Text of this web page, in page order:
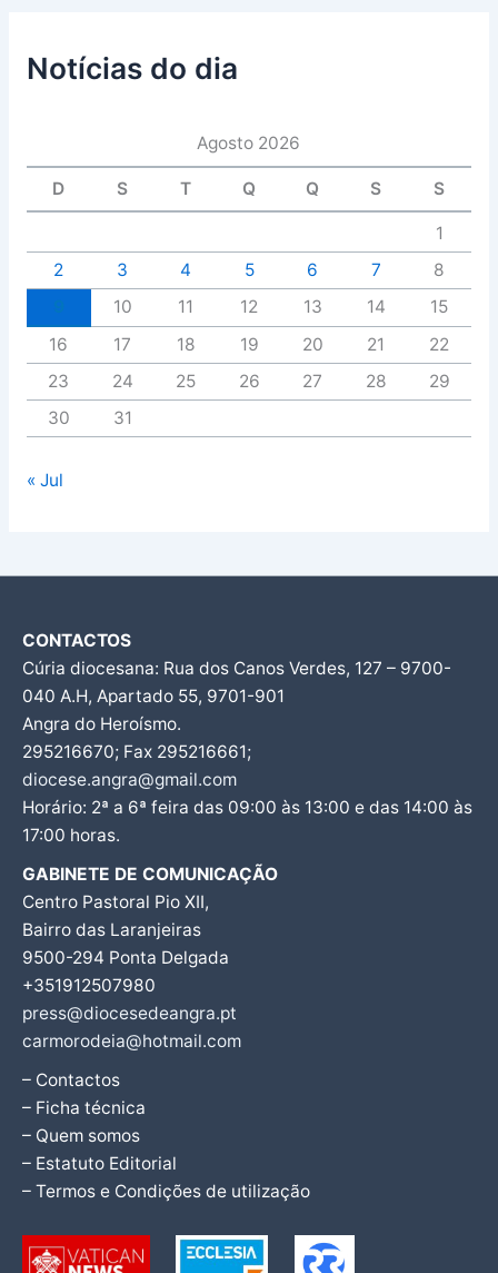
Notícias do dia
Agosto 2026
D S T Q Q S S
1
2
3 4 5 6 7
8
10 11 12 13 14
15
16
17 18 19 20 21
22
23
24 25 26 27 28
29
30
31
« Jul
CONTACTOS
Cúria diocesana: Rua dos Canos Verdes, 127 – 9700-
040 A.H, Apartado 55, 9701-901
Angra do Heroísmo.
295216670; Fax 295216661;
diocese.angra@gmail.com
Horário: 2ª a 6ª feira das 09:00 às 13:00 e das 14:00 às
17:00 horas.
GABINETE DE COMUNICAÇÃO
Centro Pastoral Pio XII,
Bairro das Laranjeiras
9500-294 Ponta Delgada
+351912507980
press@diocesedeangra.pt
carmorodeia@hotmail.com
– Contactos
– Ficha técnica
– Quem somos
– Estatuto Editorial
– Termos e Condições de utilização